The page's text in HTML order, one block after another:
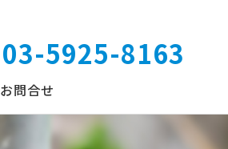
03-5925-8163
お問合せ